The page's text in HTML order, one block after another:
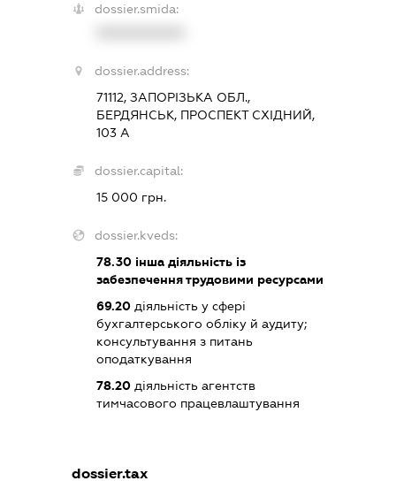
dossier.smida:
dossier.address:
71112, ЗАПОРІЗЬКА ОБЛ.,
БЕРДЯНСЬК, ПРОСПЕКТ СХІДНИЙ,
103 А
dossier.capital:
15 000 грн.
dossier.kveds:
78.30інша діяльність із
забезпечення трудовими ресурсами
69.20діяльність у сфері
бухгалтерського обліку й аудиту;
консультування з питань
оподаткування
78.20діяльність агентств
тимчасового працевлаштування
dossier.tax